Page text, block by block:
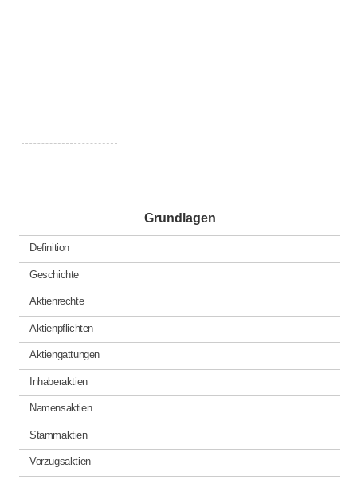
Grundlagen
Definition
Geschichte
Aktienrechte
Aktienpflichten
Aktiengattungen
Inhaberaktien
Namensaktien
Stammaktien
Vorzugsaktien